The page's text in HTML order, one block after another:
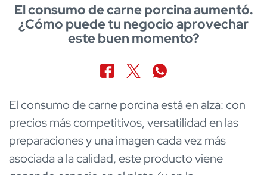
El consumo de carne porcina aumentó.
¿Cómo puede tu negocio aprovechar
este buen momento?
El consumo de carne porcina está en alza: con
precios más competitivos, versatilidad en las
preparaciones y una imagen cada vez más
asociada a la calidad, este producto viene